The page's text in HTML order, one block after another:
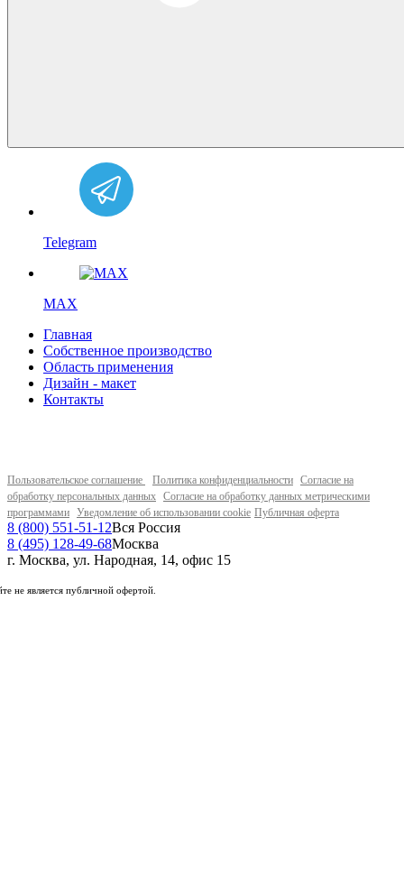
Telegram
MAX
Главная
Собственное производство
Область применения
Дизайн - макет
Контакты
Пользовательское соглашение Политика конфиденциальности Согласие на
обработку персональных данных Согласие на обработку данных метрическими
программами Уведомление об использовании cookie Публичная оферта
8 (800) 551-51-12Вся Россия
8 (495) 128-49-68Москва
г. Москва, ул. Народная, 14, офис 15
не является публичной офертой.